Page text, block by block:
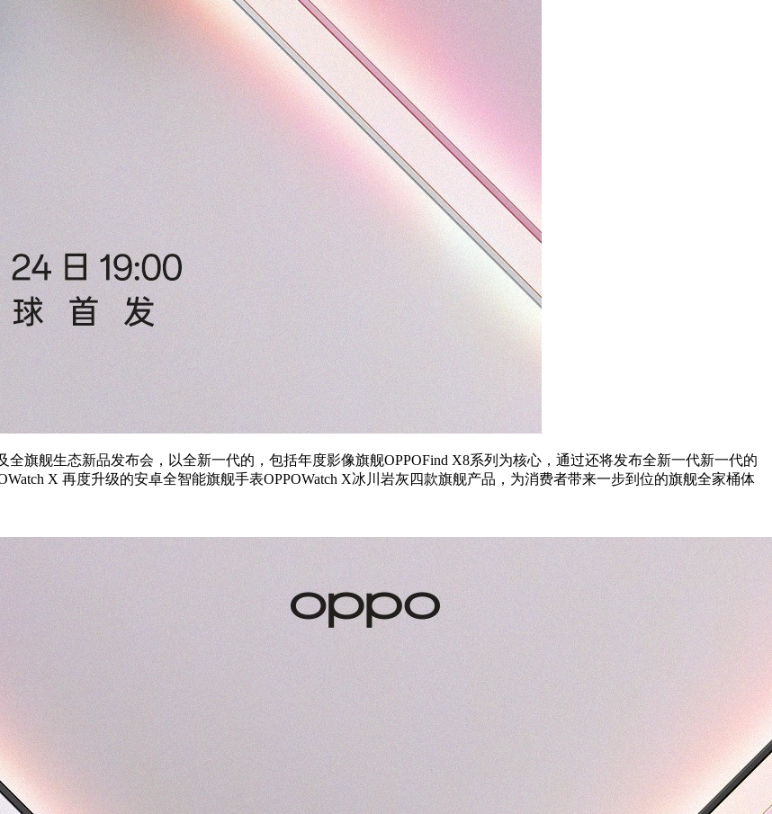
全旗舰生态新品发布会，以全新一代的，包括年度影像旗舰OPPOFind X8系列为核心，通过还将发布全新一代新一代的
X 再度升级的安卓全智能旗舰手表OPPOWatch X冰川岩灰四款旗舰产品，为消费者带来一步到位的旗舰全家桶体